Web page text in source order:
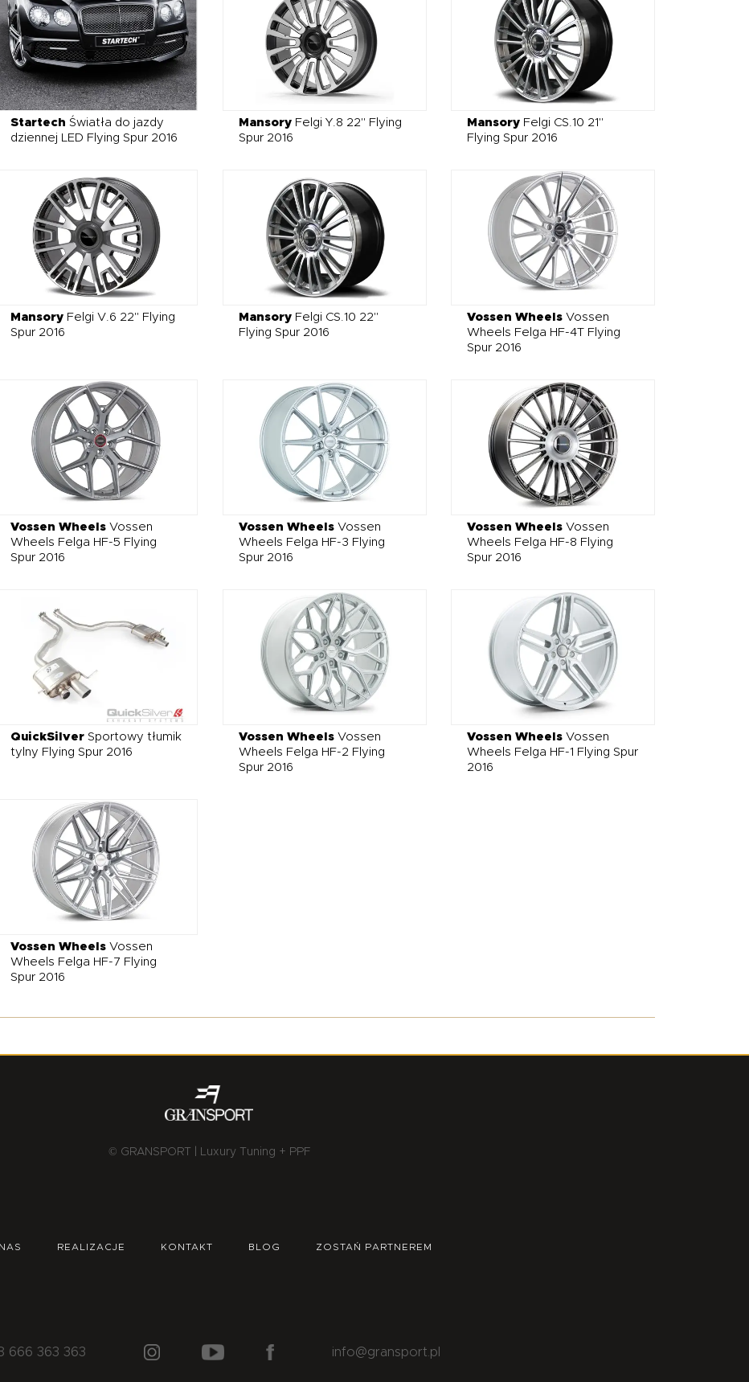
Startech Światła do jazdy
dziennej LED Flying Spur 2016
MansoryFelgi Y.8 22" Flying
Spur 2016
Mansory Felgi CS.10 21"
Flying Spur 2016
MansoryFelgi V.6 22" Flying
Spur 2016
MansoryFelgi CS.10 22"
Flying Spur 2016
Vossen Wheels Vossen
Wheels Felga HF-4T Flying
Spur 2016
Vossen WheelsVossen
Wheels Felga HF-5 Flying
Spur 2016
Vossen WheelsVossen
Wheels Felga HF-3 Flying
Spur 2016
Vossen Wheels Vossen
Wheels Felga HF-8 Flying
Spur 2016
QuickSilverSportowy tłumik
tylny Flying Spur 2016
Vossen WheelsVossen
Wheels Felga HF-2 Flying
Spur 2016
Vossen Wheels Vossen
Wheels Felga HF-1 Flying Spur
2016
Vossen WheelsVossen
Wheels Felga HF-7 Flying
Spur 2016
© GRANSPORT | Luxury Tuning + PPF
REALIZACJE KONTAKT BLOG ZOSTAŃ PARTNEREM
666 363 363 info@gransport.pl